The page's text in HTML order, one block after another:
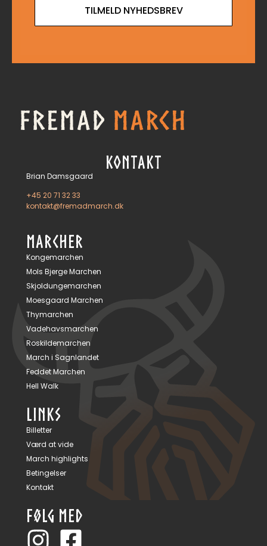
TILMELD NYHEDSBREV
KONTAKT
Brian Damsgaard
+45 20 71 32 33
kontakt@fremadmarch.dk
MARCHER
Kongemarchen
Mols Bjerge Marchen
Skjoldungemarchen
Moesgaard Marchen
Thymarchen
Vadehavsmarchen
Roskildemarchen
March i Sagnlandet
Feddet Marchen
Hell Walk
LINKS
Billetter
Værd at vide
March highlights
Betingelser
Kontakt
FØLG MED